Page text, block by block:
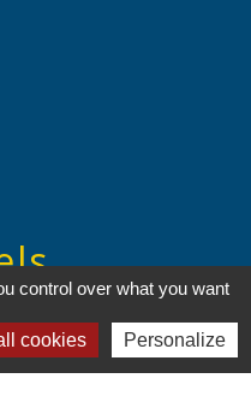
control over what you want
cookies Personalize